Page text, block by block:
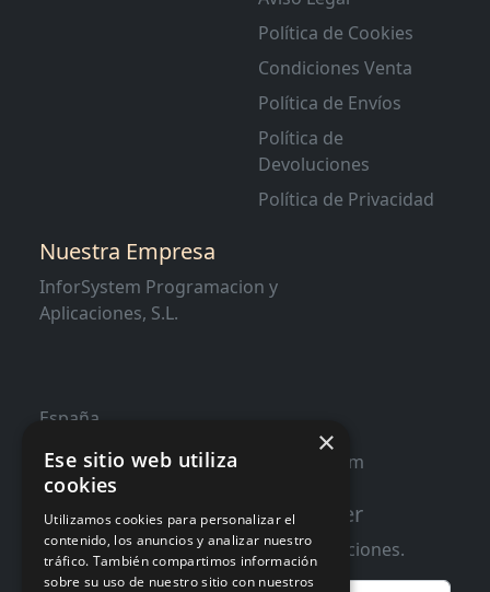
Política de Cookies
Condiciones Venta
Política de Envíos
Política de
Devoluciones
Política de Privacidad
Nuestra Empresa
InforSystem Programacion y
Aplicaciones, S.L.
España
contacto@distribucioninformatica.com
Suscribete a nuestro Newsletter
Te informaremos de ofertas y promociones.
×
Ese sitio web utiliza
cookies
Utilizamos cookies para personalizar el
contenido, los anuncios y analizar nuestro
tráfico. También compartimos información
sobre su uso de nuestro sitio con nuestros